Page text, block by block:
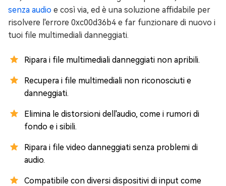
senza audio e così via, ed è una soluzione affidabile per
risolvere l'errore 0xc00d36b4 e far funzionare di nuovo i
tuoi file multimediali danneggiati.
Ripara i file multimediali danneggiati non apribili.
Recupera i file multimediali non riconosciuti e
danneggiati.
Elimina le distorsioni dell'audio, come i rumori di
fondo e i sibili.
Ripara i file video danneggiati senza problemi di
audio.
Compatibile con diversi dispositivi di input come